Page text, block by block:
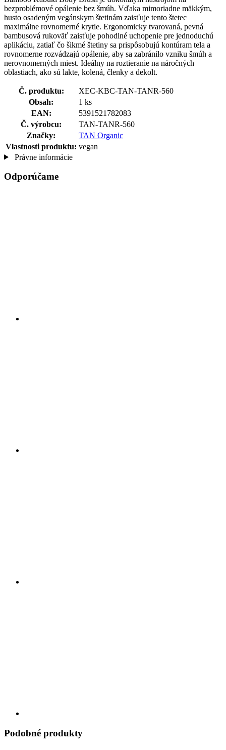
bezproblémové opálenie bez šmúh. Vďaka mimoriadne mäkkým,
husto osadeným vegánskym štetinám zaisťuje tento štetec
maximálne rovnomerné krytie. Ergonomicky tvarovaná, pevná
bambusová rukoväť zaisťuje pohodlné uchopenie pre jednoduchú
aplikáciu, zatiaľ čo šikmé štetiny sa prispôsobujú kontúram tela a
rovnomerne rozvádzajú opálenie, aby sa zabránilo vzniku šmúh a
nerovnomerných miest. Ideálny na roztieranie na náročných
oblastiach, ako sú lakte, kolená, členky a dekolt.
Č. produktu:
XEC-KBC-TAN-TANR-560
Obsah:
1 ks
EAN:
5391521782083
Č. výrobcu:
TAN-TANR-560
Značky:
TAN Organic
Vlastnosti produktu: vegan
Právne informácie
Odporúčame
Podobné produkty